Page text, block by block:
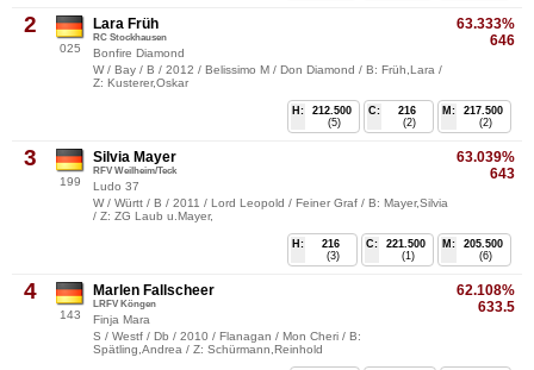
2
025
63.333%
646
Lara Früh
RC Stockhausen
Bonfire Diamond
W / Bay / B / 2012 / Belissimo M / Don Diamond / B: Früh,Lara /
Z: Kusterer,Oskar
M:
217.500
(2)
C:
216
(2)
H:
212.500
(5)
3
199
63.039%
643
Silvia Mayer
RFV Weilheim/Teck
Ludo 37
W / Württ / B / 2011 / Lord Leopold / Feiner Graf / B: Mayer,Silvia
/ Z: ZG Laub u.Mayer,
M:
205.500
(6)
C:
221.500
(1)
H:
216
(3)
4
143
62.108%
633.5
Marlen Fallscheer
LRFV Köngen
Finja Mara
S / Westf / Db / 2010 / Flanagan / Mon Cheri / B:
Spätling,Andrea / Z: Schürmann,Reinhold